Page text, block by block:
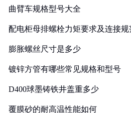
曲臂车规格型号大全
配电柜母排螺栓力矩要求及连接规
膨胀螺丝尺寸是多少
镀锌方管有哪些常见规格和型号
D400球墨铸铁井盖重多少
覆膜砂的耐高温性能如何